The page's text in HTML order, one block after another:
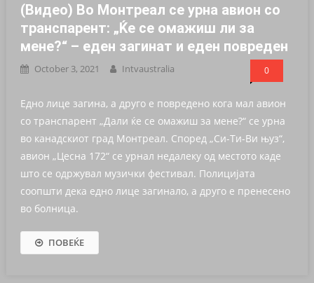
(Видео) Во Монтреал се урна авион со
транспарент: „Ќе се омажиш ли за
мене?“ – еден загинат и еден повреден
October 3, 2021 Intvaustralia 0
Едно лице загина, а друго е повредено кога мал авион
со транспарент „Дали ќе се омажиш за мене?“ се урна
во канадскиот град Монтреал. Според „Си-Ти-Ви њуз“,
авион „Цесна 172“ се урнал недалеку од местото каде
што се одржувал музички фестивал. Полицијата
соопшти дека едно лице загинало, а друго е пренесено
во болница.
ПОВЕЌЕ